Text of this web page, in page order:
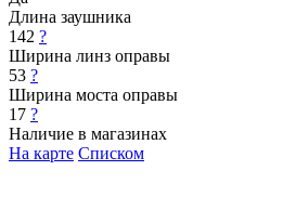
Длина заушника
142 ?
Ширина линз оправы
53 ?
Ширина моста оправы
17 ?
Наличие в магазинах
На карте Списком